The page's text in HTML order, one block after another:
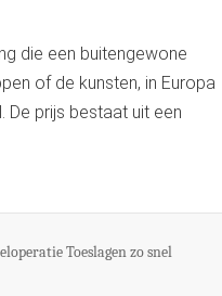
die een buitengewone
of de kunsten, in Europa
De prijs bestaat uit een
Toeslagen zo snel